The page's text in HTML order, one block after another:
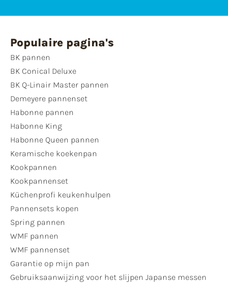
Populaire pagina's
BK pannen
BK Conical Deluxe
BK Q-Linair Master pannen
Demeyere pannenset
Habonne pannen
Habonne King
Habonne Queen pannen
Keramische koekenpan
Kookpannen
Kookpannenset
Küchenprofi keukenhulpen
Pannensets kopen
Spring pannen
WMF pannen
WMF pannenset
Garantie op mijn pan
Gebruiksaanwijzing voor het slijpen Japanse messen